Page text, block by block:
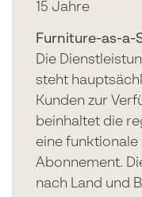
15 Jahre
Furniture-as-a-
Die
steht
Kunden zur
beinhaltet die
eine funktionale
Abonnement.
nach Land und